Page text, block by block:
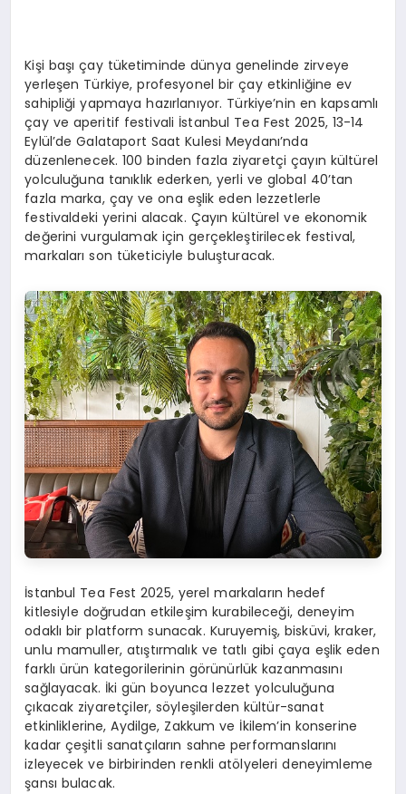
Kişi başı çay tüketiminde dünya genelinde zirveye
yerleşen Türkiye, profesyonel bir çay etkinliğine ev
sahipliği yapmaya hazırlanıyor. Türkiye’nin en kapsamlı
çay ve aperitif festivali İstanbul Tea Fest 2025, 13-14
Eylül’de Galataport Saat Kulesi Meydanı’nda
düzenlenecek. 100 binden fazla ziyaretçi çayın kültürel
yolculuğuna tanıklık ederken, yerli ve global 40’tan
fazla marka, çay ve ona eşlik eden lezzetlerle
festivaldeki yerini alacak. Çayın kültürel ve ekonomik
değerini vurgulamak için gerçekleştirilecek festival,
markaları son tüketiciyle buluşturacak.
İstanbul Tea Fest 2025, yerel markaların hedef
kitlesiyle doğrudan etkileşim kurabileceği, deneyim
odaklı bir platform sunacak. Kuruyemiş, bisküvi, kraker,
unlu mamuller, atıştırmalık ve tatlı gibi çaya eşlik eden
farklı ürün kategorilerinin görünürlük kazanmasını
sağlayacak. İki gün boyunca lezzet yolculuğuna
çıkacak ziyaretçiler, söyleşilerden kültür-sanat
etkinliklerine, Aydilge, Zakkum ve İkilem’in konserine
kadar çeşitli sanatçıların sahne performanslarını
izleyecek ve birbirinden renkli atölyeleri deneyimleme
şansı bulacak.